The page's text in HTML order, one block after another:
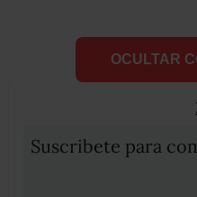
OCULTAR
Suscribete para